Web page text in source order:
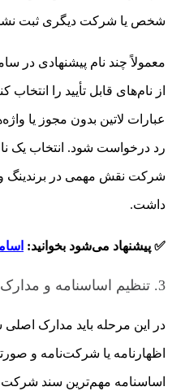
شخص یا شرکت دیگری ثبت
معمولاً چند نام پیشنهادی در
از نام‌های قابل تأیید را انتخاب
عبارات لاتین بدون مجوز یا
رد درخواست شود. انتخاب یک
شرکت نقش مهمی در برندینگ
داشت.
✅ پیشنهاد می‌شود بخوانید:
3. تنظیم اساسنامه و مدارک شرکت
در این مرحله باید مدارک
اظهارنامه یا شرکت‌نامه و
اساسنامه مهم‌ترین سند